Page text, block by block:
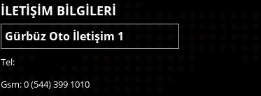
İLETİŞİM BİLGİLERİ
Gürbüz Oto İletişim 1
Tel:
Gsm: 0 (544) 399 1010